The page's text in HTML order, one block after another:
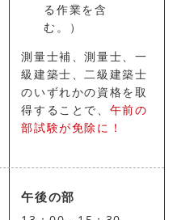
る作業を含
む。）
測量士補、測量士、一
級建築士、二級建築士
のいずれかの資格を取
得することで、 午前の
部試験が免除に！
午後の部